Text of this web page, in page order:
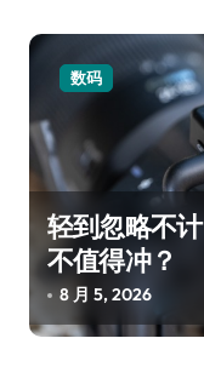
数码
轻到忽略不
不值得冲？
8 月 5, 2026